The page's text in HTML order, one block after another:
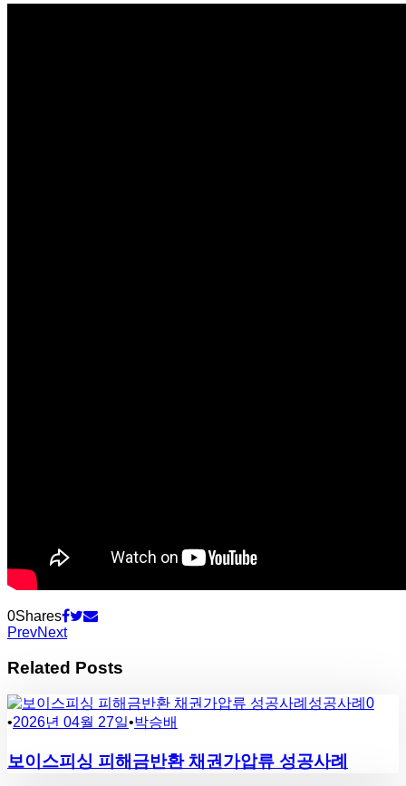
0Shares
PrevNext
Related Posts
성공사례 0
•2026년 04월 27일•박승배
보이스피싱 피해금반환 채권가압류 성공사례